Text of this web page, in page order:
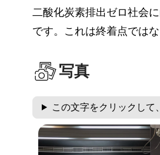
二酸化炭素排出ゼロ社会
です。これは終着点では
写真
この文字をクリックして